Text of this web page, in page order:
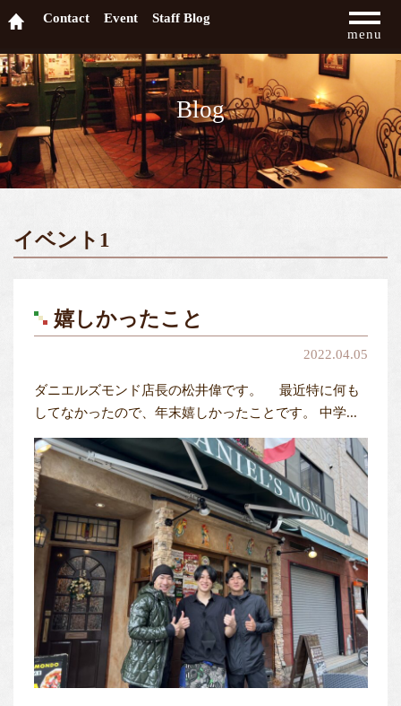
Contact Event
Staff Blog
menu
Blog
イベント1
嬉しかったこと
2022.04.05
ダニエルズモンド店長の松井偉です。 最近特に何も
してなかったので、年末嬉しかったことです。 中学...